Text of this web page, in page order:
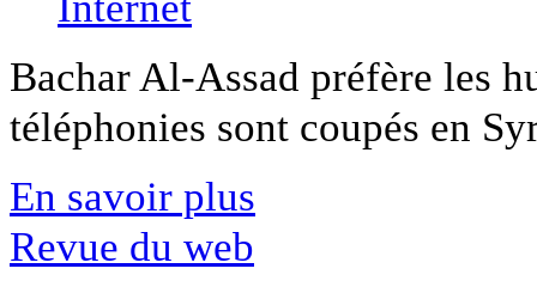
Bachar Al-Assad préfère les
téléphonies sont coupés en
En savoir plus
Revue du web